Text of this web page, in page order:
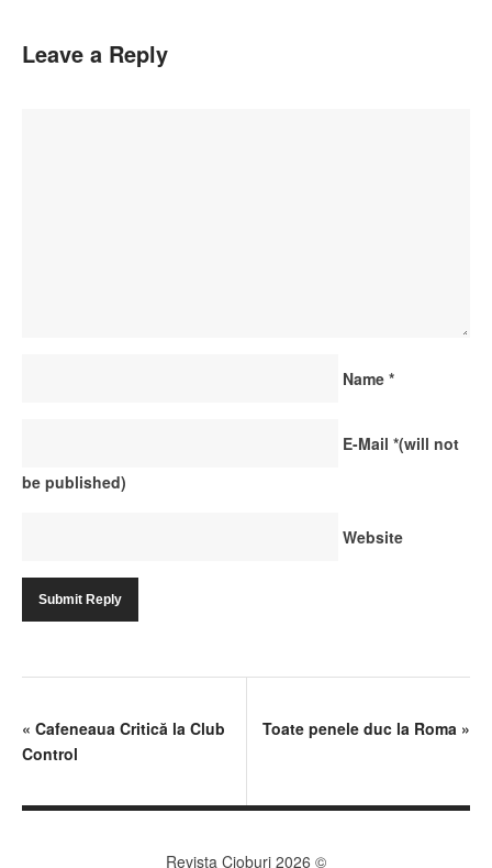
Leave a Reply
Name *
E-Mail *(will not
be published)
Website
« Cafeneaua Critică la Club
Control
Toate penele duc la Roma »
Revista Cioburi 2026 ©